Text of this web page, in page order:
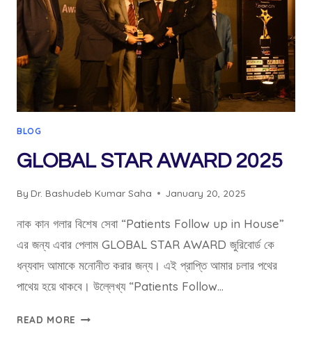
BLOG
GLOBAL STAR AWARD 2025
By Dr. Bashudeb Kumar Saha January 20, 2025
নাক কান গলার বিশেষ সেবা “Patients Follow up in House”
এর জন্য এবার পেলাম GLOBAL STAR AWARD জুরিবোর্ড কে
ধন্যবাদ আমাকে মনোনীত করার জন্য। এই প্রাপ্তি আমার চলার পথের
পাথেয় হয়ে থাকবে। উল্লেখ্য “Patients Follow…
READ MORE GLOBAL